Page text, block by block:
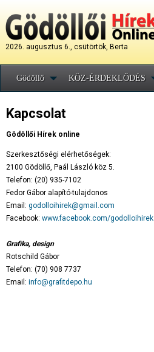
2026. augusztus 6., csütörtök, Berta
Gödöllő KÖZ-ÉRDEKLŐDÉS
Kapcsolat
Gödöllői Hírek online
Szerkesztőségi elérhetőségek:
2100 Gödöllő, Paál László köz 5.
Telefon: (20) 935-7102
Fedor Gábor alapító-tulajdonos
Email: godolloihirek@gmail.com
Facebook: www.facebook.com/godolloihirek
Grafika, design
Rotschild Gábor
Telefon: (70) 908 7737
Email: info@grafitdepo.hu